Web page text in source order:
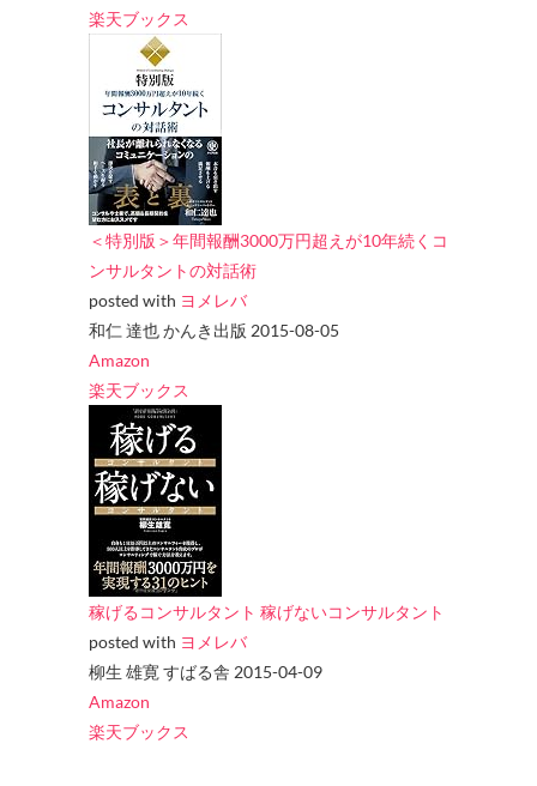
楽天ブックス
＜特別版＞年間報酬3000万円超えが10年続くコ
ンサルタントの対話術
posted with ヨメレバ
和仁 達也 かんき出版 2015-08-05
Amazon
楽天ブックス
稼げるコンサルタント 稼げないコンサルタント
posted with ヨメレバ
柳生 雄寛 すばる舎 2015-04-09
Amazon
楽天ブックス